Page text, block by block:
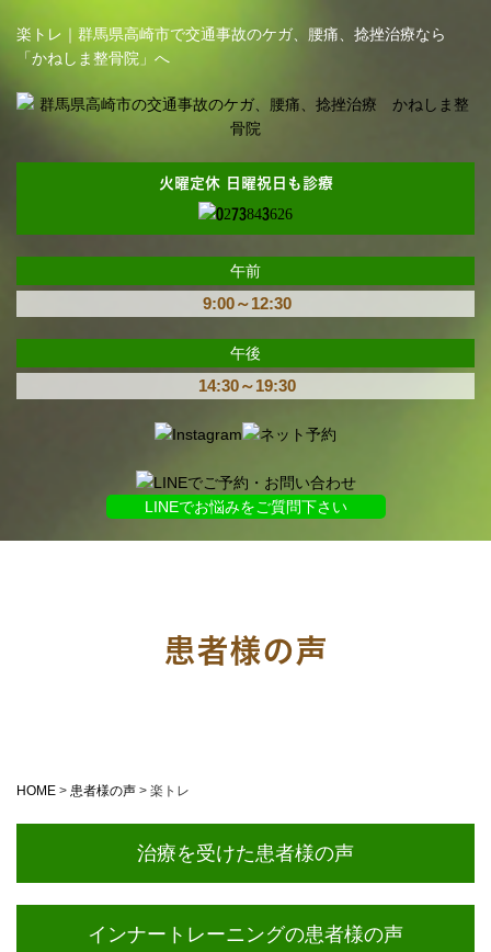
楽トレ｜群馬県高崎市で交通事故のケガ、腰痛、捻挫治療なら
「かねしま整骨院」へ
火曜定休 日曜祝日も診療
午前
9:00～12:30
午後
14:30～19:30
LINEでお悩みをご質問下さい
患者様の声
HOME > 患者様の声 > 楽トレ
治療を受けた患者様の声
インナートレーニングの患者様の声